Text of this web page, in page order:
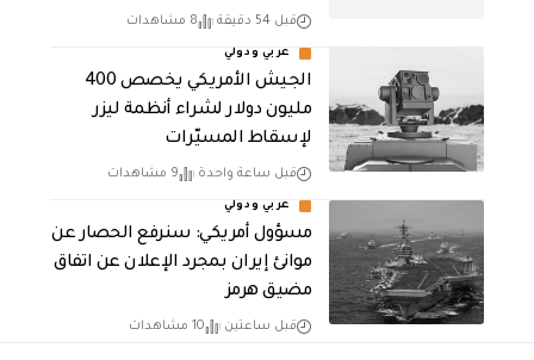
قبل 54 دقيقة 8 مشاهدات
عربي ودولي
الجيش الأمريكي يخصص 400
مليون دولار لشراء أنظمة ليزر
لإسقاط المسيّرات
قبل ساعة واحدة 9 مشاهدات
عربي ودولي
مسؤول أمريكي: سنرفع الحصار عن
موانئ إيران بمجرد الإعلان عن اتفاق
مضيق هرمز
قبل ساعتين 10 مشاهدات